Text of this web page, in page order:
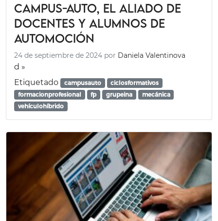
Campus-auto, el aliado de
docentes y alumnos de
automoción
24 de septiembre de 2024 por Daniela Valentinova
d »
Etiquetado
campusauto
ciclosformativos
formacionprofesional
fp grupeina
mecánica
vehículohíbrido